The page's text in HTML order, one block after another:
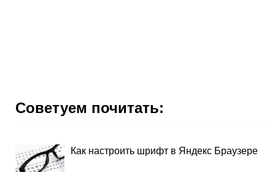
Советуем почитать:
Как настроить шрифт в Яндекс Браузере